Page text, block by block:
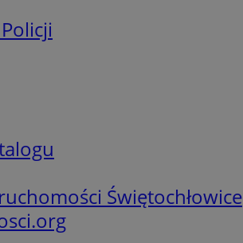
Świętochłowice